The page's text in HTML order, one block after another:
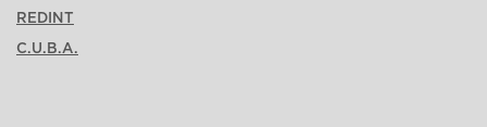
REDINT
C.U.B.A.